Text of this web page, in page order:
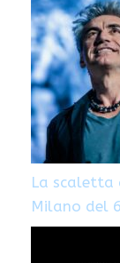
La scaletta
Milano del